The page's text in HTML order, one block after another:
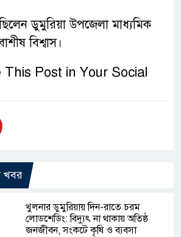
ছিলেন ডুমুরিয়া উপজেলা মাধ্যমিক
বিশ্বাস।
This Post in Your Social
খবর
খুলনার ডুমুরিয়ায় দিন-রাতে চরম
লোডশেডিং: বিদ্যুৎ না থাকায় অতিষ্ঠ
জনজীবন, সংকটে কৃষি ও ব্যবসা